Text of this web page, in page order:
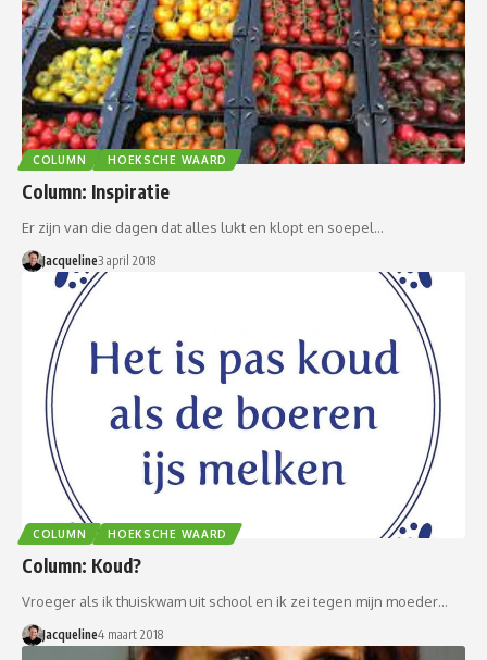
COLUMN HOEKSCHE WAARD
Column: Inspiratie
Er zijn van die dagen dat alles lukt en klopt en soepel…
Jacqueline3 april 2018
COLUMN HOEKSCHE WAARD
Column: Koud?
Vroeger als ik thuiskwam uit school en ik zei tegen mijn moeder…
Jacqueline4 maart 2018